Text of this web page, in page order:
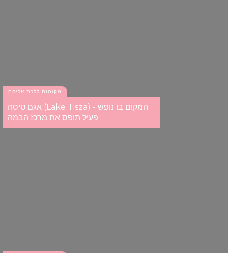
מקומות ללכת אליהם
אגם טיסה (Lake Tisza) - המקום בו נופש
פעיל תופס את מרכז הבמה